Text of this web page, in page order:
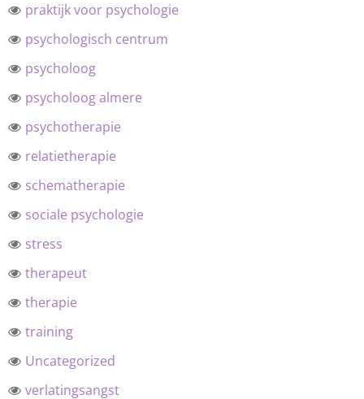
praktijk voor psychologie
psychologisch centrum
psycholoog
psycholoog almere
psychotherapie
relatietherapie
schematherapie
sociale psychologie
stress
therapeut
therapie
training
Uncategorized
verlatingsangst